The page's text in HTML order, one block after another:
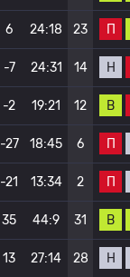
6 24:18 23 П
-7 24:31 14 Н
-2 19:21 12 В
-27 18:45 6 П
-21 13:34 2 П
35 44:9 31 В
13 27:14 28 Н